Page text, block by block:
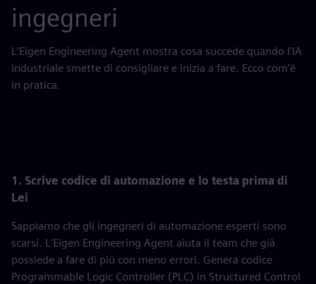
ingegneri
L'Eigen Engineering Agent mostra cosa succede quando l'IA
industriale smette di consigliare e inizia a fare. Ecco com'è
in pratica.
1. Scrive codice di automazione e lo testa prima di
Lei
Sappiamo che gli ingegneri di automazione esperti sono
scarsi. L'Eigen Engineering Agent aiuta il team che già
possiede a fare di più con meno errori. Genera codice
Programmable Logic Controller (PLC) in Structured Control